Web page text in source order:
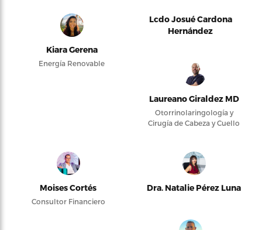
Kiara Gerena
Energía Renovable
Lcdo Josué Cardona
Hernández
Laureano Giraldez MD
Otorrinolaringología y
Cirugía de Cabeza y Cuello
Moises Cortés
Consultor Financiero
Dra. Natalie Pérez Luna